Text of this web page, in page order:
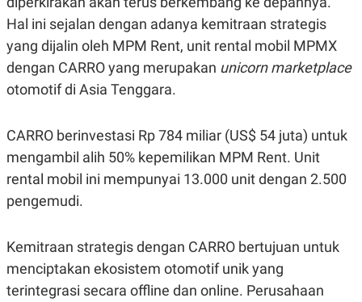
Hal ini sejalan dengan adanya kemitraan strategis
yang dijalin oleh MPM Rent, unit rental mobil MPMX
dengan CARRO yang merupakan unicorn marketplace
otomotif di Asia Tenggara.
CARRO berinvestasi Rp 784 miliar (US$ 54 juta) untuk
mengambil alih 50% kepemilikan MPM Rent. Unit
rental mobil ini mempunyai 13.000 unit dengan 2.500
pengemudi.
Kemitraan strategis dengan CARRO bertujuan untuk
menciptakan ekosistem otomotif unik yang
terintegrasi secara offline dan online. Perusahaan